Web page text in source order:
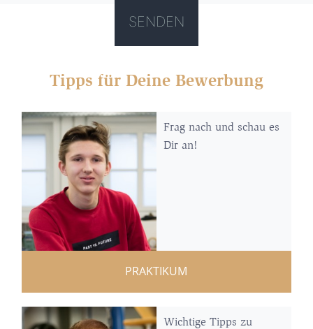
Tipps für Deine Bewerbung
Frag nach und schau es
Dir an!
PRAKTIKUM
Wichtige Tipps zu